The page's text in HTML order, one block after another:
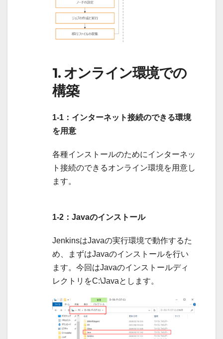
1. オンライン環境での
構築
1-1：インターネット接続のできる環境
を用意
各種インストールのためにインターネッ
ト接続のできるオンライン環境を用意し
ます。
1-2：Javaのインストール
JenkinsはJavaの実行環境で動作するた
め、まずはJavaのインストールを行い
ます。今回はJavaのインストールディ
レクトリをC:\Javaとします。